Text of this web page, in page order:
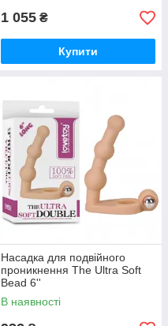
1 055 ₴
Купити
Насадка для подвійного
проникнення The Ultra Soft
Bead 6''
В наявності